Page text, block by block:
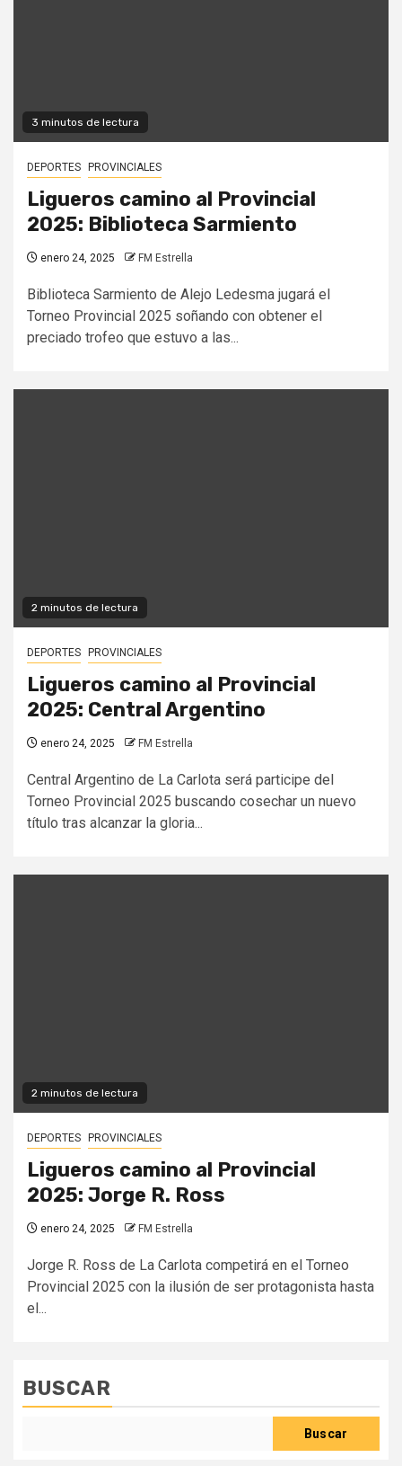
3 minutos de lectura
DEPORTES PROVINCIALES
Ligueros camino al Provincial
2025: Biblioteca Sarmiento
enero 24, 2025 FM Estrella
Biblioteca Sarmiento de Alejo Ledesma jugará el
Torneo Provincial 2025 soñando con obtener el
preciado trofeo que estuvo a las...
2 minutos de lectura
DEPORTES PROVINCIALES
Ligueros camino al Provincial
2025: Central Argentino
enero 24, 2025 FM Estrella
Central Argentino de La Carlota será participe del
Torneo Provincial 2025 buscando cosechar un nuevo
título tras alcanzar la gloria...
2 minutos de lectura
DEPORTES PROVINCIALES
Ligueros camino al Provincial
2025: Jorge R. Ross
enero 24, 2025 FM Estrella
Jorge R. Ross de La Carlota competirá en el Torneo
Provincial 2025 con la ilusión de ser protagonista hasta
el...
BUSCAR
Buscar